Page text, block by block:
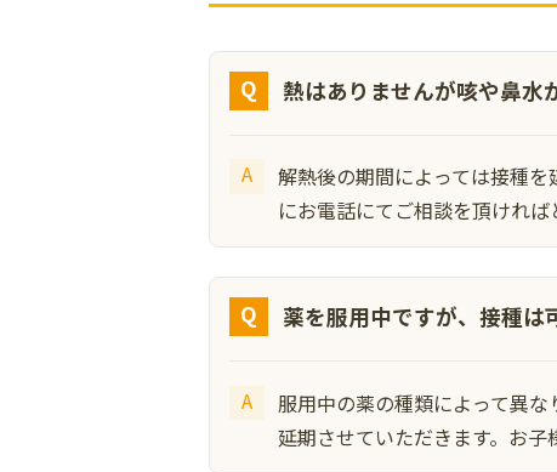
熱はありませんが咳や鼻水
解熱後の期間によっては接種
にお電話にてご相談を頂ければ
薬を服用中ですが、接種は
服用中の薬の種類によって異
延期させていただきます。お子